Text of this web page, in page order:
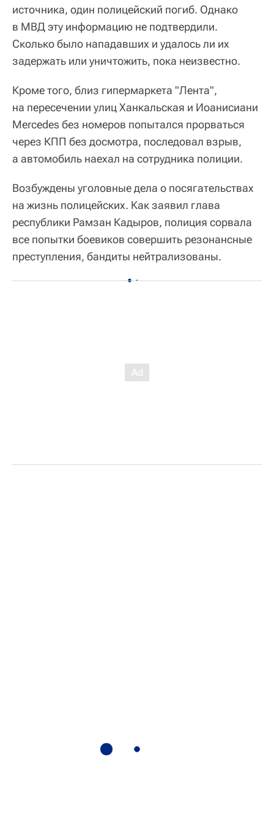
источника, один полицейский погиб. Однако
в МВД эту информацию не подтвердили.
Сколько было нападавших и удалось ли их
задержать или уничтожить, пока неизвестно.
Кроме того, близ гипермаркета "Лента",
на пересечении улиц Ханкальская и Иоанисиани
Mercedes без номеров попытался прорваться
через КПП без досмотра, последовал взрыв,
а автомобиль наехал на сотрудника полиции.
Возбуждены уголовные дела о посягательствах
на жизнь полицейских. Как заявил глава
республики Рамзан Кадыров, полиция сорвала
все попытки боевиков совершить резонансные
преступления, бандиты нейтрализованы.